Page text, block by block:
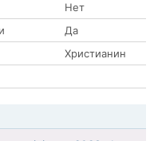
Нет
Да
Христианин